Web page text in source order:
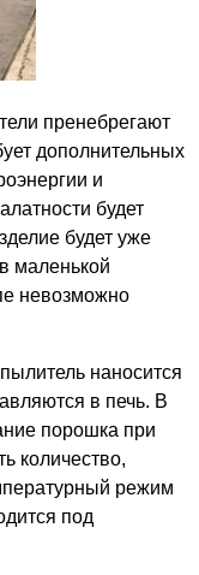
пренебрегают
дополнительных
и
будет
будет уже
маленькой
невозможно
наносится
в печь. В
порошка при
количество,
режим
под